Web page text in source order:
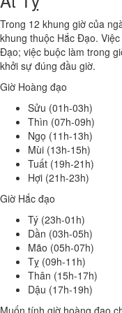
Trong 12 khung giờ của
khung thuộc Hắc Đạo.
Đạo; việc buộc làm trong
khởi sự đúng đầu giờ.
Giờ Hoàng đạo
Sửu (01h-03h)
Thìn (07h-09h)
Ngọ (11h-13h)
Mùi (13h-15h)
Tuất (19h-21h)
Hợi (21h-23h)
Giờ Hắc đạo
Tý (23h-01h)
Dần (03h-05h)
Mão (05h-07h)
Tỵ (09h-11h)
Thân (15h-17h)
Dậu (17h-19h)
Muốn tính giờ hoàng đạo